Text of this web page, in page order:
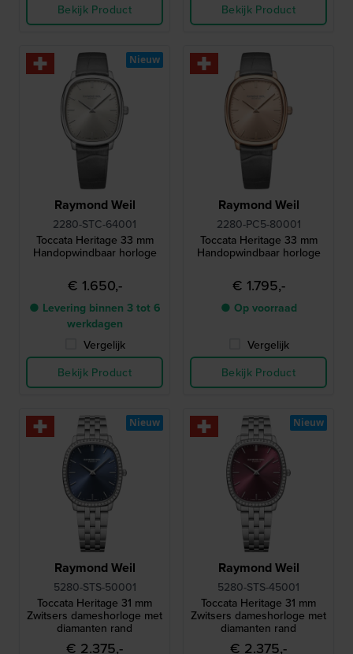
Bekijk Product
Bekijk Product
Raymond Weil
2280-STC-64001
Toccata Heritage 33 mm
Handopwindbaar horloge
€ 1.650,-
● Levering binnen 3 tot 6
werkdagen
Vergelijk
Bekijk Product
Nieuw
Raymond Weil
2280-PC5-80001
Toccata Heritage 33 mm
Handopwindbaar horloge
€ 1.795,-
● Op voorraad
Vergelijk
Bekijk Product
Raymond Weil
5280-STS-50001
Toccata Heritage 31 mm
Zwitsers dameshorloge met
diamanten rand
€ 2.375,-
Nieuw
Raymond Weil
5280-STS-45001
Toccata Heritage 31 mm
Zwitsers dameshorloge met
diamanten rand
€ 2.375,-
Nieuw